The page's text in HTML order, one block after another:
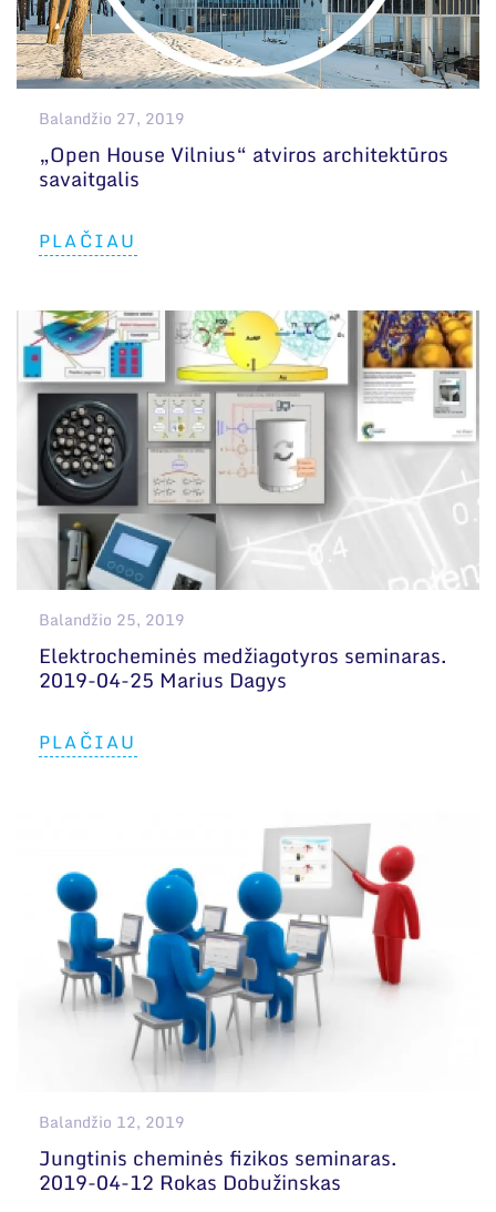
Balandžio 27, 2019
„Open House Vilnius“ atviros architektūros
savaitgalis
PLAČIAU
Balandžio 25, 2019
Elektrocheminės medžiagotyros seminaras.
2019-04-25 Marius Dagys
PLAČIAU
Balandžio 12, 2019
Jungtinis cheminės fizikos seminaras.
2019-04-12 Rokas Dobužinskas